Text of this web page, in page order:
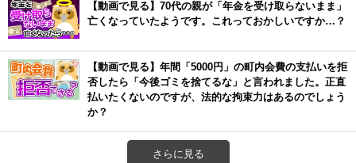
【動画で見る】70代の親が「年金を受け取らないまま」
亡くなっていたようです。これっておかしいですか…？
【動画で見る】年間「5000円」の町内会費の支払いを拒
否したら「今後ゴミを捨てるな」と言われました。正直
払いたくないのですが、法的な拘束力はあるのでしょう
か？
さらに見る